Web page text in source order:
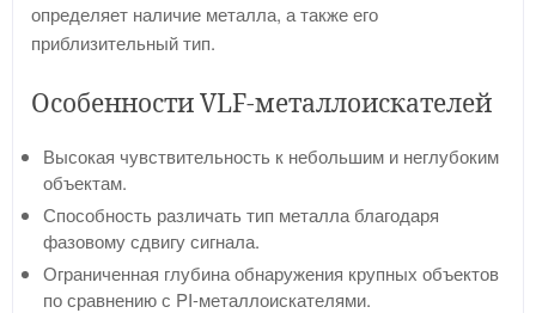
определяет наличие металла, а также его
приблизительный тип.
Особенности VLF-металлоискателей
Высокая чувствительность к небольшим и неглубоким
объектам.
Способность различать тип металла благодаря
фазовому сдвигу сигнала.
Ограниченная глубина обнаружения крупных объектов
по сравнению с PI-металлоискателями.